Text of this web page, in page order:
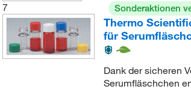
7
Sonderaktionen
Thermo
für
Dank der sicheren
Serumfläschchen